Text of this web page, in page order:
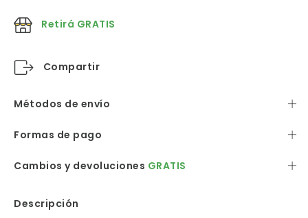
Retirá GRATIS
Compartir
Métodos de envío
Formas de pago
Cambios y devoluciones GRATIS
Descripción